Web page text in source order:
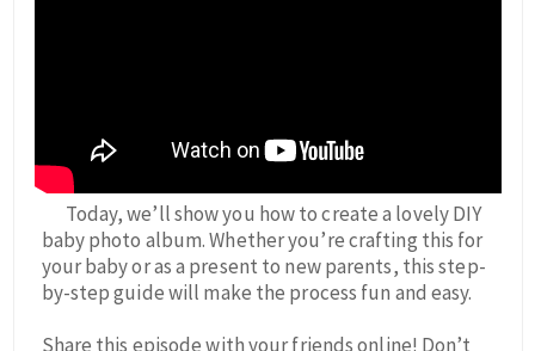
Today, we’ll show you how to create a lovely DIY
baby photo album. Whether you’re crafting this for
your baby or as a present to new parents, this step-
by-step guide will make the process fun and easy.
Share this episode with your friends online! Don’t